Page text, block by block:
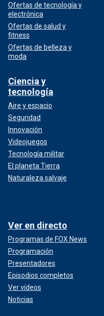
Ofertas de tecnología y
electrónica
Ofertas de salud y
fitness
Ofertas de belleza y
moda
Ciencia y
tecnología
Aire y espacio
Seguridad
Innovación
Videojuegos
Tecnología militar
El planeta Tierra
Naturaleza salvaje
Ver en directo
Programas de FOX News
Programación
Presentadores
Episodios completos
Ver vídeos
Noticias